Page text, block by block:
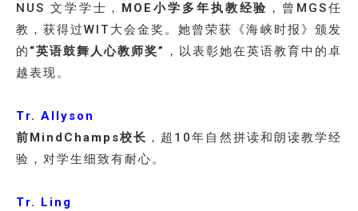
NUS 文学学士，
MOE小学多年执教经验 ，曾MGS任
教，获得过WIT大会金奖。她曾荣获《海峡时报》颁发
的 “英语鼓舞人心教师奖” ，以表彰她在英语教育中的卓
越表现。
Tr. Allyson
前MindChamps校长 ，超10年自然拼读和朗读教学经
验，对学生细致有耐心。
Tr. Ling